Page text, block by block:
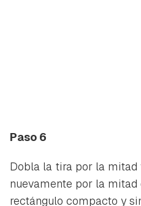
Paso 6
Dobla la tira por la mitad
nuevamente por la
rectángulo compacto y